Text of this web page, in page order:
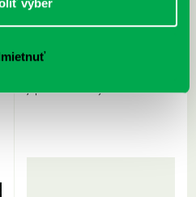
výber
Hardy, Paula: Japonsko na tanieri:
japonskou kuchyňou a etiketou